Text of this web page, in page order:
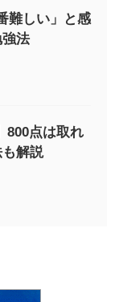
難しい」と感
法
800点は取れ
解説